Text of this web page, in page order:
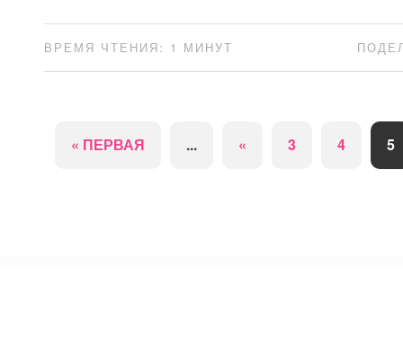
ВРЕМЯ ЧТЕНИЯ: 1 МИНУТ
« ПЕРВАЯ ... « 3 4 5